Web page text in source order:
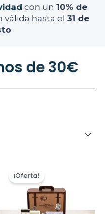
con un 10% de
válida hasta el 31 de
de 30€
precio
original
era:
19,99 €.
es:
17,99 €.
¡Oferta!